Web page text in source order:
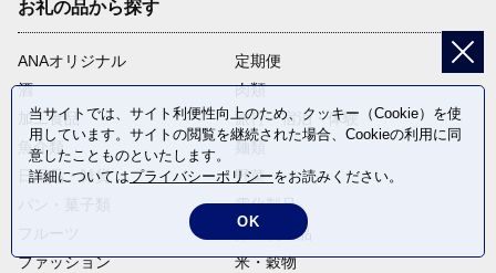
お礼の品から探す
ANAオリジナル
定期便
酒
肉類
加工食品
旅行・宿泊・体験
魚介類
麺類
日用品・雑貨
野菜
電化製品
卵・乳製品
ファッション
米・穀物
当サイトでは、サイト利便性向上のため、クッキー（Cookie）を使
用しています。サイトの閲覧を継続された場合、Cookieの利用に同
意したことものといたします。
詳細についてはプライバシーポリシーをお読みください。
OK